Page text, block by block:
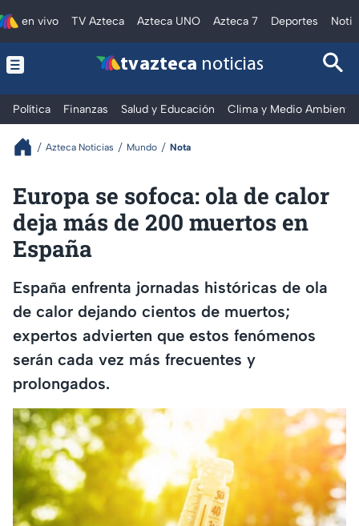
en vivo TV Azteca Azteca UNO Azteca 7 Deportes
tv azteca noticias
Política Finanzas Salud y Educación Clima y Medio Ambiente
Azteca Noticias Mundo Nota
Europa se sofoca: ola de calor
deja más de 200 muertos en
España
España enfrenta jornadas históricas de ola
de calor dejando cientos de muertos;
expertos advierten que estos fenómenos
serán cada vez más frecuentes y
prolongados.